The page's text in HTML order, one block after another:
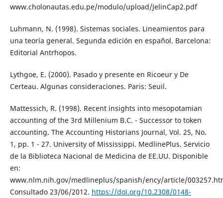
www.cholonautas.edu.pe/modulo/upload/JelinCap2.pdf
Luhmann, N. (1998). Sistemas sociales. Lineamientos para
una teoría general. Segunda edición en español. Barcelona:
Editorial Antrhopos.
Lythgoe, E. (2000). Pasado y presente en Ricoeur y De
Certeau. Algunas consideraciones. Paris: Seuil.
Mattessich, R. (1998). Recent insights into mesopotamian
accounting of the 3rd Millenium B.C. - Successor to token
accounting. The Accounting Historians Journal, Vol. 25, No.
1, pp. 1 - 27. University of Mississippi. MedlinePlus. Servicio
de la Biblioteca Nacional de Medicina de EE.UU. Disponible
en:
www.nlm.nih.gov/medlineplus/spanish/ency/article/
Consultado 23/06/2012. https://doi.org/10.2308/0148-